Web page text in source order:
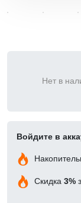
Нет в
Войдите в
Скидка 3%